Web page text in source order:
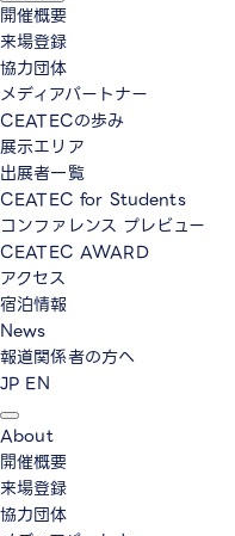
開催概要
来場登録
協力団体
メディアパートナー
CEATECの歩み
展示エリア
出展者一覧
CEATEC for Students
コンファレンス プレビュー
CEATEC AWARD
アクセス
宿泊情報
News
報道関係者の方へ
JP EN
About
開催概要
来場登録
協力団体